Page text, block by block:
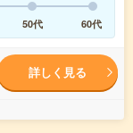
50代 60代
詳しく見る